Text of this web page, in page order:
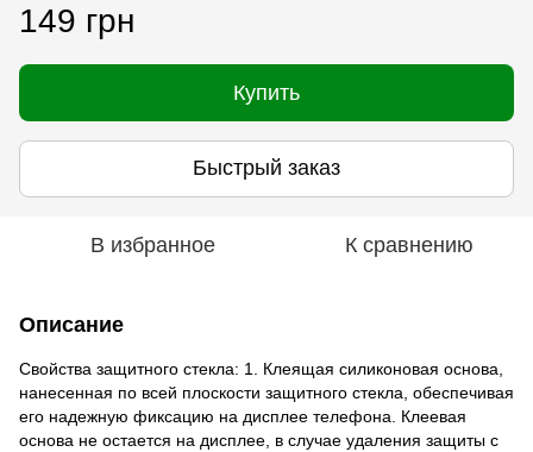
149 грн
Купить
Быстрый заказ
В избранное К сравнению
Описание
Свойства защитного стекла: 1. Клеящая силиконовая основа,
нанесенная по всей плоскости защитного стекла, обеспечивая
его надежную фиксацию на дисплее телефона. Клеевая
основа не остается на дисплее, в случае удаления защиты с